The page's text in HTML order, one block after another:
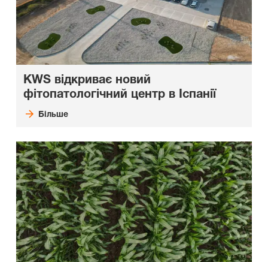
KWS відкриває новий
фітопатологічний центр в Іспанії
Більше